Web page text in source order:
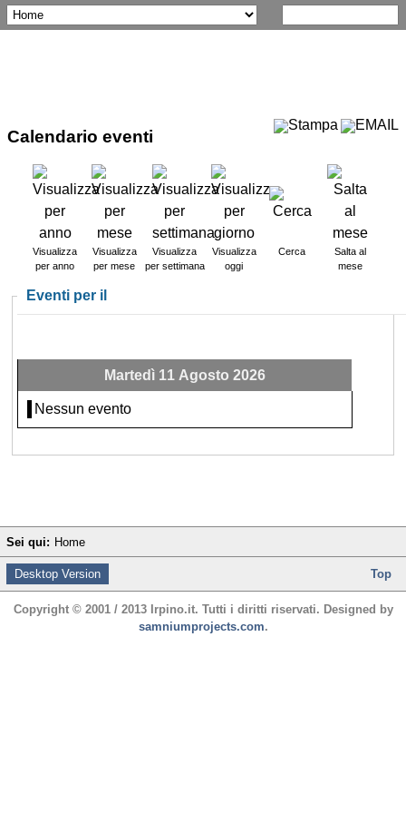
Calendario eventi
Visualizza
per anno
Visualizza
per mese
Visualizza
per settimana
Visualizza
oggi
Cerca
Salta al
mese
Eventi per il
Martedì 11 Agosto 2026
Nessun evento
Sei qui: Home
Desktop Version Top
Copyright © 2001 / 2013 Irpino.it. Tutti i diritti riservati. Designed by
samniumprojects.com.